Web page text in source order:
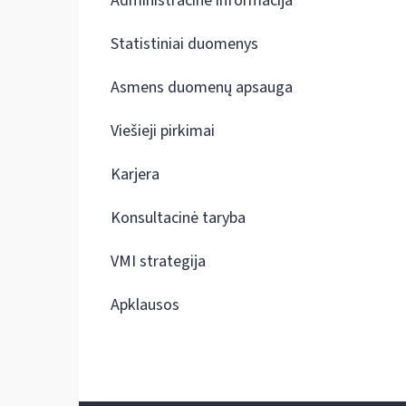
Statistiniai duomenys
Asmens duomenų apsauga
Viešieji pirkimai
Karjera
Konsultacinė taryba
VMI strategija
Apklausos